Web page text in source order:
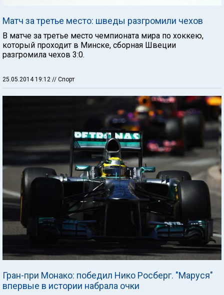
Матч за третье место: шведы разгромили чехов
В матче за третье место чемпионата мира по хоккею,
который проходит в Минске, сборная Швеции
разгромила чехов 3:0.
25.05.2014 19:12 // Спорт
Гран-при Монако: победил Нико Росберг. "Маруся"
впервые в истории набрала очки